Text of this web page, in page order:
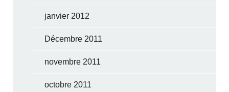
janvier 2012
Décembre 2011
novembre 2011
octobre 2011